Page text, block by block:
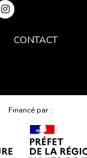
CONTACT
Financé par :